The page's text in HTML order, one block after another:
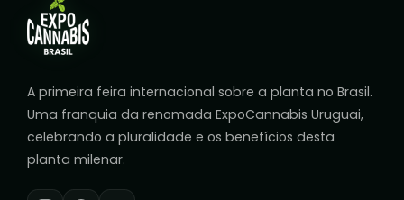
A primeira feira internacional sobre a planta no Brasil.
Uma franquia da renomada ExpoCannabis Uruguai,
celebrando a pluralidade e os benefícios desta
planta milenar.